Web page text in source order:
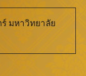
มหาวิทยาลัย